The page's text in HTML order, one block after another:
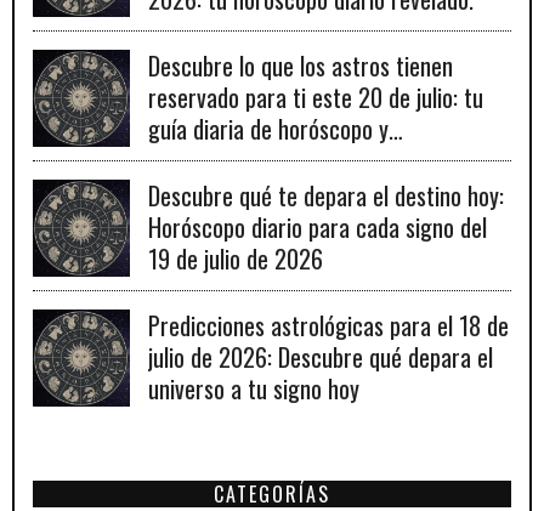
Descubre lo que los astros tienen
reservado para ti este 20 de julio: tu
guía diaria de horóscopo y
recomendaciones para un día lleno de
fortuna.
Descubre qué te depara el destino hoy:
Horóscopo diario para cada signo del
19 de julio de 2026
Predicciones astrológicas para el 18 de
julio de 2026: Descubre qué depara el
universo a tu signo hoy
CATEGORÍAS